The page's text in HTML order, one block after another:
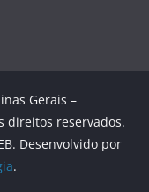
Gerais –
direitos reservados.
Desenvolvido por
.